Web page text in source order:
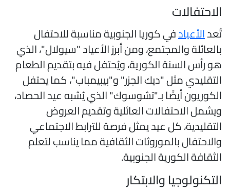
الأعيادفي كوريا الجنوبية مناسبة للاحتفال
والمجتمع، ومن أبرز الأعياد "سيولال"، الذي
رأس السنة الكورية، ويُحتفل فيه بتقديم الطعام
مثل "ديك الجزر" و"بيبيمباب"، كما يحتفل
أيضًا بـ"تشوسوك" الذي يُشبه عيد الحصاد،
الاحتفالات العائلية وتقديم العروض
كل عيد يمثل فرصة للترابط الاجتماعي
بالموروثات الثقافية مما يناسب لتعلم
الكورية الجنوبية.
والابتكار